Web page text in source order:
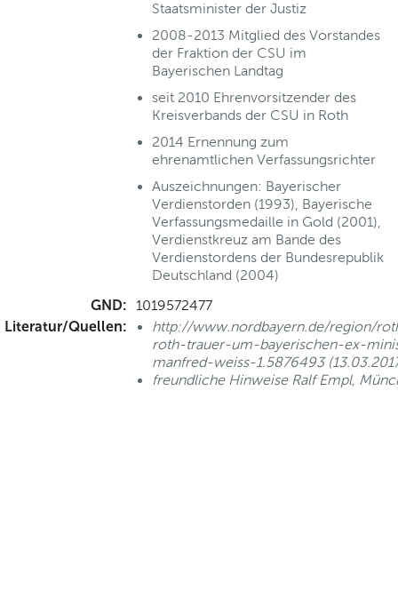
Staatsminister der Justiz
2008-2013 Mitglied des Vorstandes
der Fraktion der CSU im
Bayerischen Landtag
seit 2010 Ehrenvorsitzender des
Kreisverbands der CSU in Roth
2014 Ernennung zum
ehrenamtlichen Verfassungsrichter
Auszeichnungen: Bayerischer
Verdienstorden (1993), Bayerische
Verfassungsmedaille in Gold (2001),
Verdienstkreuz am Bande des
Verdienstordens der Bundesrepublik
Deutschland (2004)
GND: 1019572477
Literatur/Quellen:
http://www.nordbayern.de/region/
roth-trauer-um-bayerischen-ex-
manfred-weiss-1.5876493
freundliche Hinweise Ralf Empl,